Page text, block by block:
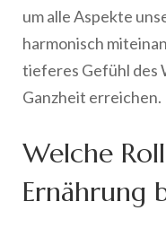
um alle Aspekte
harmonisch
tieferes Gefühl des
Ganzheit erreichen.
Welche
Ernährung